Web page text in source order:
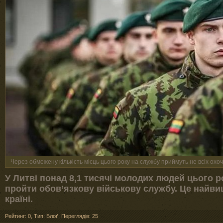
Через обмежену кількість місць цього року на службу приймуть не всіх
У Литві понад 8,1 тисячі молодих людей цього
пройти обов’язкову військову службу. Це
країні.
Рейтинг: 0 Тип: Блоґ Переглядів: 25